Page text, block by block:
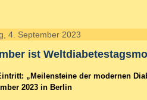
4. September 2023
ist
„Meilensteine der modernen
2023 in Berlin